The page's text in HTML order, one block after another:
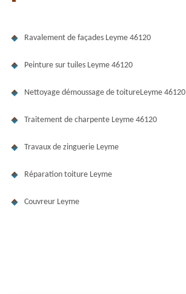
Ravalement de façades Leyme 46120
Peinture sur tuiles Leyme 46120
Nettoyage démoussage de toitureLeyme 46120
Traitement de charpente Leyme 46120
Travaux de zinguerie Leyme
Réparation toiture Leyme
Couvreur Leyme